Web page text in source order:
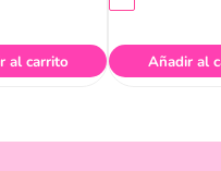
al carrito Añadir al